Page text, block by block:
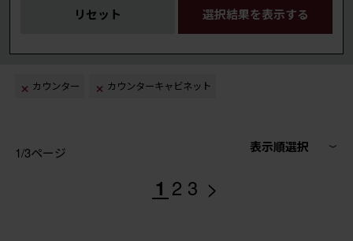
リセット 選択結果を表示する
カウンター カウンターキャビネット
1/3ページ 表示順選択
1 2 3 >